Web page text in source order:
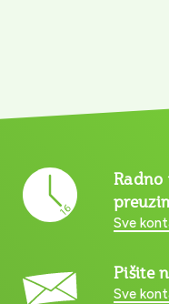
Radno
Sve
Pišite
Sve